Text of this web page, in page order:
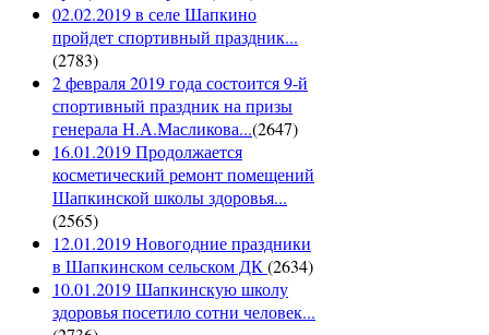
02.02.2019 в селе Шапкино
пройдет спортивный праздник...
(2783)
2 февраля 2019 года состоится 9-й
спортивный праздник на призы
генерала Н.А.Масликова...(2647)
16.01.2019 Продолжается
косметический ремонт помещений
Шапкинской школы здоровья...
(2565)
12.01.2019 Новогодние праздники
в Шапкинском сельском ДК(2634)
10.01.2019 Шапкинскую школу
здоровья посетило сотни человек...